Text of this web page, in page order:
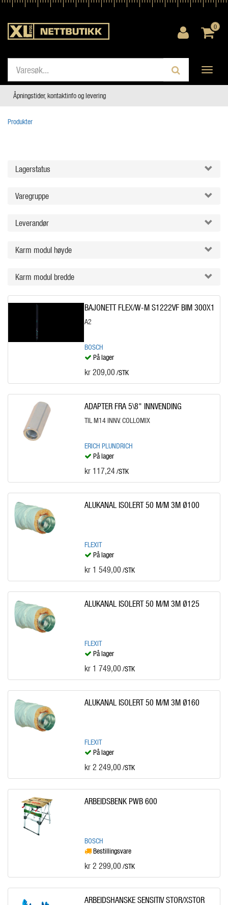
0
Toggle
Åpningstider, kontaktinfo og levering
Produkter
Lagerstatus
Varegruppe
Leverandør
Karm modul høyde
Karm modul bredde
BAJONETT FLEX/W-M S1222VF BIM 300X1
A2
BOSCH
På lager
kr 209,00 /STK
ADAPTER FRA 5\8" INNVENDING
TIL M14 INNV. COLLOMIX
ERICH PLUNDRICH
På lager
kr 117,24/STK
ALUKANAL ISOLERT 50 M/M 3M Ø100
FLEXIT
På lager
kr 1 549,00 /STK
ALUKANAL ISOLERT 50 M/M 3M Ø125
FLEXIT
På lager
kr 1 749,00 /STK
ALUKANAL ISOLERT 50 M/M 3M Ø160
FLEXIT
På lager
kr 2 249,00 /STK
ARBEIDSBENK PWB 600
BOSCH
Bestillingsvare
kr 2 299,00 /STK
ARBEIDSHANSKE SENSITIV STOR/XSTOR